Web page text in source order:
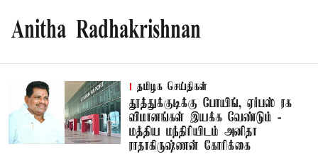
Anitha Radhakrishnan
தமிழக செய்திகள்
தூத்துக்குடிக்கு போயிங், ஏர்பஸ் ரக
விமானங்கள் இயக்க வேண்டும் -
மத்திய மந்திரியிடம் அனிதா
ராதாகிருஷ்ணன் கோரிக்கை